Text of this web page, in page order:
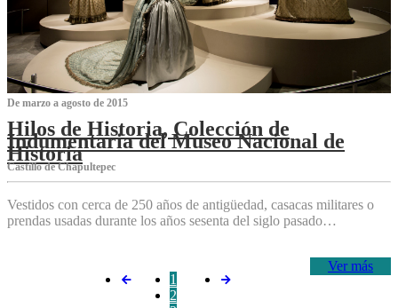
De marzo a agosto de 2015
Hilos de Historia, Colección de
Indumentaria del Museo Nacional de
Historia
Castillo de Chapultepec
Vestidos con cerca de 250 años de antigüedad, casacas militares o
prendas usadas durante los años sesenta del siglo pasado…
Ver más
1
2